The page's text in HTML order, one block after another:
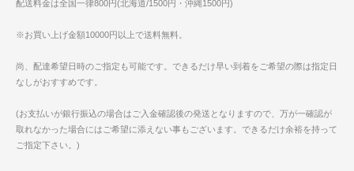
配送料金は全国一律800円(北海道/1500円・沖縄1500円)
※お買い上げ金額10000円以上で送料無料。
尚、配達希望日時のご指定も可能です。できるだけ早い到着をご希望の際は指定日
なしがおすすめです。
(お支払いが銀行振込の場合はご入金確認後の発送となりますので、万が一確認が
取れなかった場合にはご希望に添えない事もございます。できるだけ余裕を持って
ご指定下さい。)